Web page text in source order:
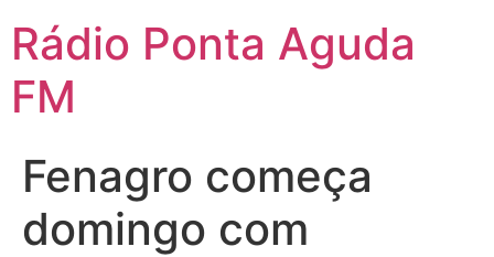
para
conteúdo
Rádio Ponta Aguda
FM
Fenagro começa
domingo com